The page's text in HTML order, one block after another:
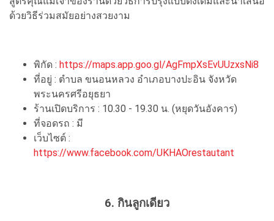
ด้วยวิธีร่วมสมัยอย่างสวยงาม
พิกัด : https://maps.app.goo.gl/AgFmpXsEvUUzxsNi8
ที่อยู่ : ตำบล ขนอนหลวง อำเภอบางปะอิน จังหวัด
พระนครศรีอยุธยา
ร้านเปิดบริการ : 10.30 - 19.30 น. (หยุดวันอังคาร)
ที่จอดรถ : มี
เว็บไซต์ :
https://www.facebook.com/UKHAOrestautant
6. กินลูกเดียว